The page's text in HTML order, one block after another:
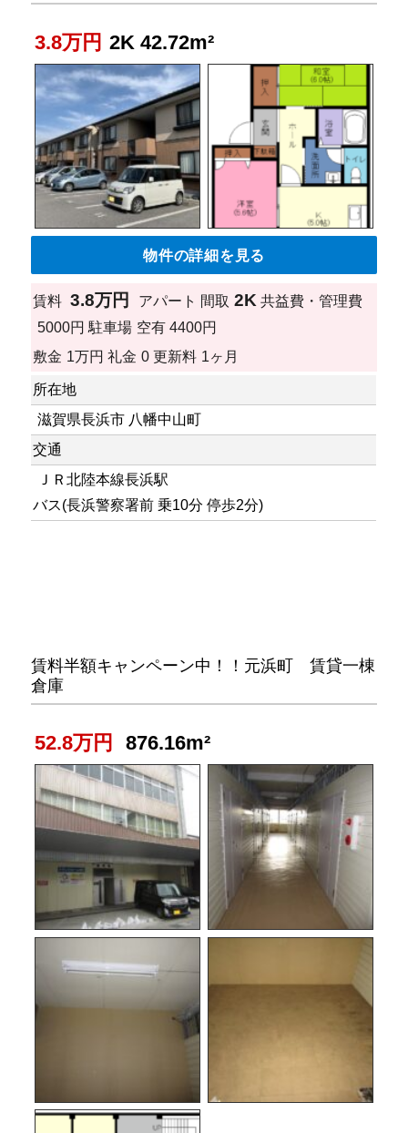
3.8万円 2K 42.72m²
物件の詳細を見る
賃料 3.8万円 アパート 間取 2K 共益費・管理費
5000円 駐車場 空有 4400円
敷金 1万円 礼金 0 更新料 1ヶ月
所在地
滋賀県長浜市 八幡中山町
交通
ＪＲ北陸本線長浜駅
バス(長浜警察署前 乗10分 停歩2分)
賃料半額キャンペーン中！！元浜町 賃貸一棟
倉庫
52.8万円 876.16m²